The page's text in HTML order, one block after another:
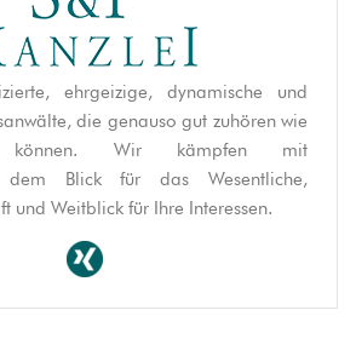
ehrgeizige, dynamische und
die genauso gut zuhören wie
können. Wir kämpfen mit
dem Blick für das Wesentliche,
und Weitblick für Ihre Interessen.